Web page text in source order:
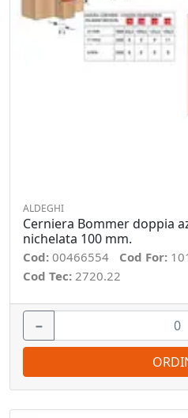
ALDEGHI
Cerniera Bommer doppia
nichelata 100 mm.
Cod: 00466554 Cod For:
Cod Tec: 2720.22
−